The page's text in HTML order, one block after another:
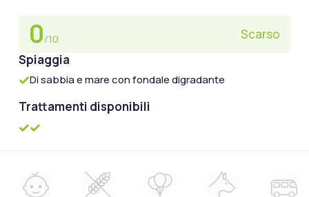
0/10
Scarso
Spiaggia
Di sabbia e mare con fondale digradante
Trattamenti disponibili